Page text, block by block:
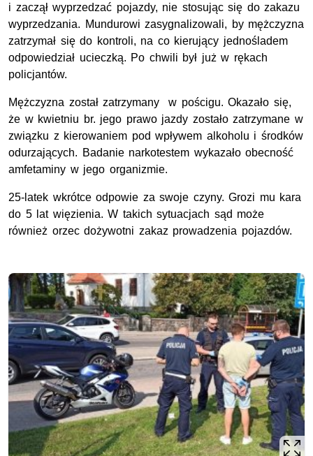
i zaczął wyprzedzać pojazdy, nie stosując się do zakazu
wyprzedzania. Mundurowi zasygnalizowali, by mężczyzna
zatrzymał się do kontroli, na co kierujący jednośladem
odpowiedział ucieczką. Po chwili był już w rękach
policjantów.
Mężczyzna został zatrzymany w pościgu. Okazało się,
że w kwietniu br. jego prawo jazdy zostało zatrzymane w
związku z kierowaniem pod wpływem alkoholu i środków
odurzających. Badanie narkotestem wykazało obecność
amfetaminy w jego organizmie.
25-latek wkrótce odpowie za swoje czyny. Grozi mu kara
do 5 lat więzienia. W takich sytuacjach sąd może
również orzec dożywotni zakaz prowadzenia pojazdów.